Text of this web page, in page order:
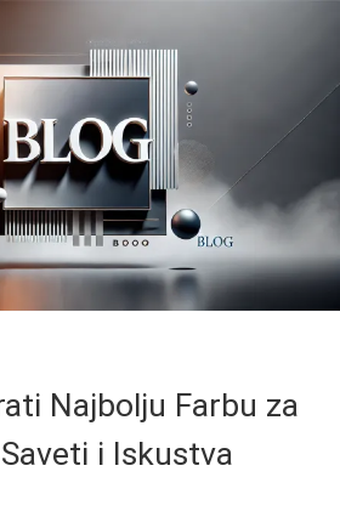
Najbolju Farbu za
i Iskustva